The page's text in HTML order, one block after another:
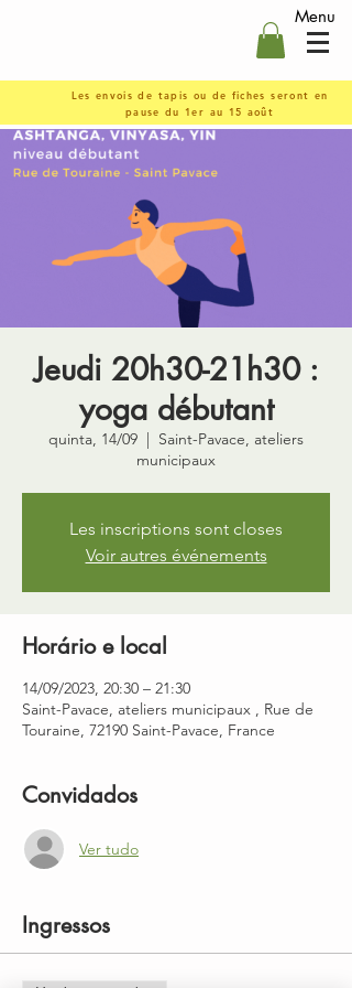
Menu
Les envois de tapis ou de fiches seront en
pause du 1er au 15 août
Jeudi 20h30-21h30 :
yoga débutant
quinta, 14/09
  |
Saint-Pavace, ateliers
municipaux
Les inscriptions sont closes
Voir autres événements
Horário e local
14/09/2023, 20:30 – 21:30
Saint-Pavace, ateliers municipaux , Rue de
Touraine, 72190 Saint-Pavace, France
Convidados
Ver tudo
Ingressos